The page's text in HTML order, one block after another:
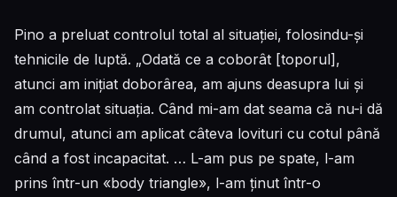
Pino a preluat controlul total al situației, folosindu-și
tehnicile de luptă. „Odată ce a coborât [toporul],
atunci am inițiat doborârea, am ajuns deasupra lui și
am controlat situația. Când mi-am dat seama că nu-i dă
drumul, atunci am aplicat câteva lovituri cu cotul până
când a fost incapacitat. … L-am pus pe spate, l-am
prins într-un «body triangle», l-am ținut într-o